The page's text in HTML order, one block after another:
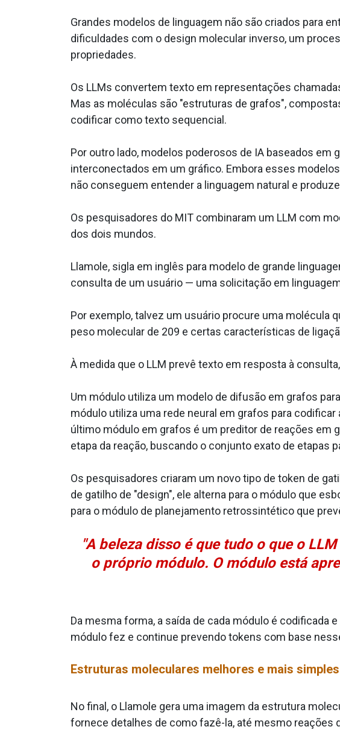
Grandes modelos de linguagem não são criados para
dificuldades com o design molecular inverso, um
propriedades.
Os LLMs convertem texto em representações
Mas as moléculas são "estruturas de grafos",
codificar como texto sequencial.
Por outro lado, modelos poderosos de IA baseados
interconectados em um gráfico. Embora esses
não conseguem entender a linguagem natural e
Os pesquisadores do MIT combinaram um LLM com
dos dois mundos.
Llamole, sigla em inglês para modelo de grande
consulta de um usuário — uma solicitação em
Por exemplo, talvez um usuário procure uma molécula
peso molecular de 209 e certas características de
À medida que o LLM prevê texto em resposta à
Um módulo utiliza um modelo de difusão em grafos
módulo utiliza uma rede neural em grafos para
último módulo em grafos é um preditor de reações em
etapa da reação, buscando o conjunto exato de etapas
Os pesquisadores criaram um novo tipo de token de
de gatilho de "design", ele alterna para o módulo que
para o módulo de planejamento retrossintético que
"A beleza disso é que tudo o que o
o próprio módulo. O módulo está
Da mesma forma, a saída de cada módulo é codificada
módulo fez e continue prevendo tokens com base
Estruturas moleculares melhores e mais simples
No final, o Llamole gera uma imagem da estrutura
fornece detalhes de como fazê-la, até mesmo reações